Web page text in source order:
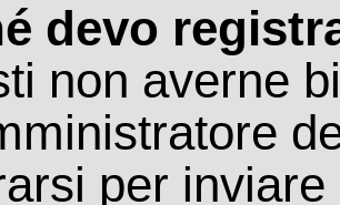
devo
non averne
per